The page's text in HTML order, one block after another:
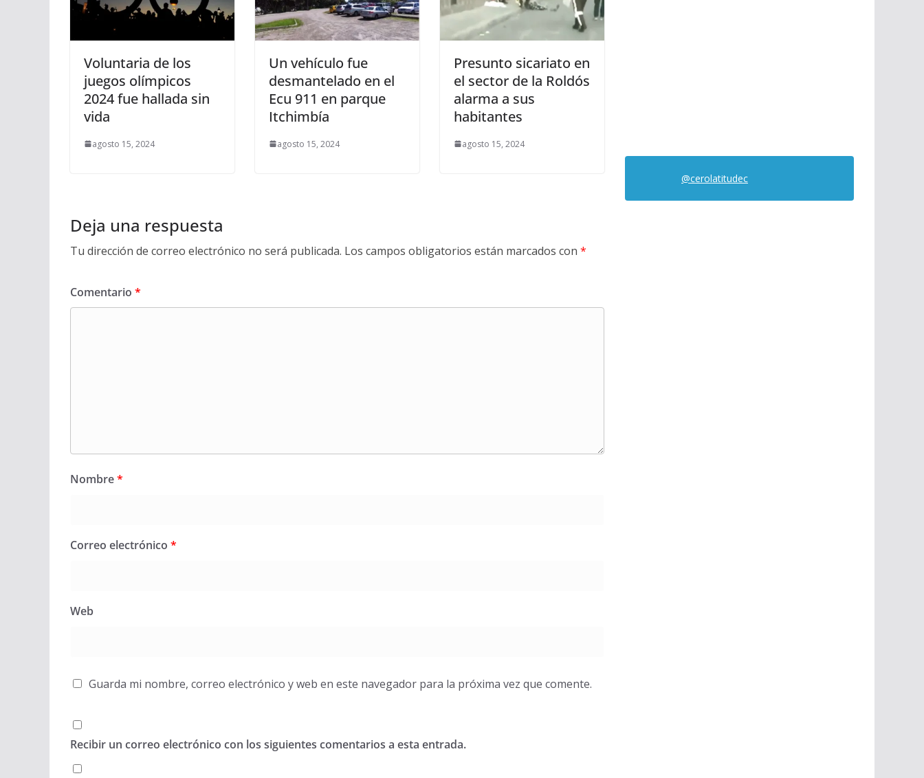
Voluntaria de los
juegos olímpicos
2024 fue hallada sin
vida
agosto 15, 2024
Un vehículo fue
desmantelado en el
Ecu 911 en parque
Itchimbía
agosto 15, 2024
Presunto sicariato en
el sector de la Roldós
alarma a sus
habitantes
agosto 15, 2024
Deja una respuesta
Tu dirección de correo electrónico no será publicada. Los campos obligatorios están marcados con *
Comentario *
Nombre*
Correo electrónico *
Web
Guarda mi nombre, correo electrónico y web en este navegador para la próxima vez que comente.
Recibir un correo electrónico con los siguientes comentarios a esta entrada.
@cerolatitudec